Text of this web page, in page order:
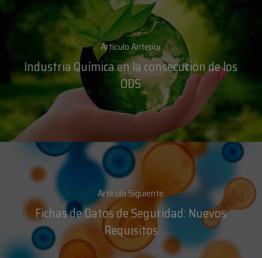
Artículo Anterior
Industria Química en la consecución de los
ODS
Artículo Siguiente
Fichas de Datos de Seguridad: Nuevos
Requisitos